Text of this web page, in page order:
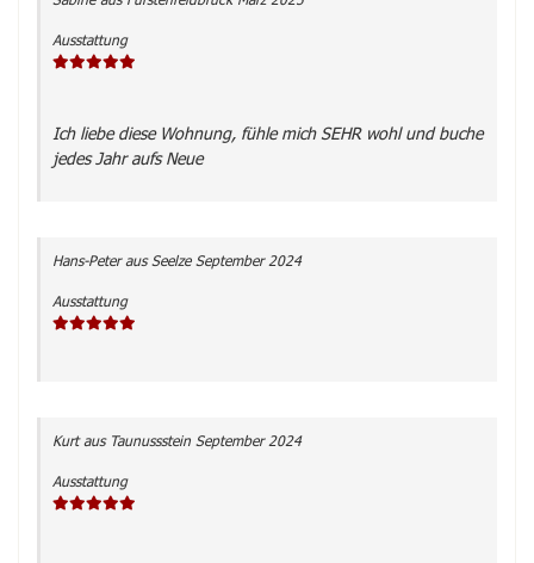
Ausstattung
Ich liebe diese Wohnung, fühle mich SEHR wohl und buche
jedes Jahr aufs Neue
Hans-Peteraus Seelze September 2024
Ausstattung
Kurtaus Taunussstein September 2024
Ausstattung